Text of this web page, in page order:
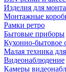
Изделия для
Монтажные
Рамки ретро
Бытовые приборы
Кухонно-бытовое
Малая техника
Видеонаблюдение
Камеры